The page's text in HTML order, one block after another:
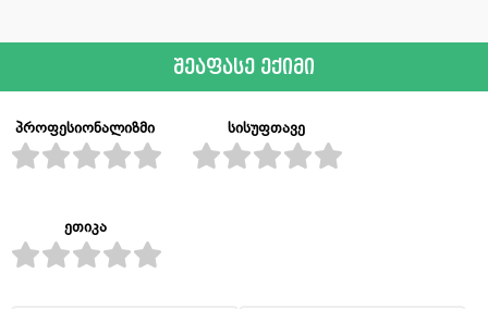
შეაფასე ექიმი
პროფესიონალიზმი სისუფთავე
ეთიკა